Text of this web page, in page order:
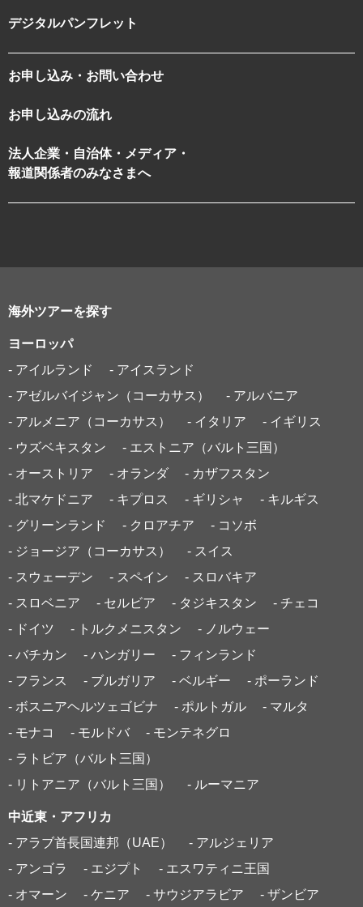
デジタルパンフレット
お申し込み・お問い合わせ
お申し込みの流れ
法人企業・自治体・メディア・
報道関係者のみなさまへ
海外ツアーを探す
ヨーロッパ
- アイルランド
- アイスランド
- アゼルバイジャン（コーカサス）
- アルバニア
- アルメニア（コーカサス）
- イタリア
- イギリス
- ウズベキスタン
- エストニア（バルト三国）
- オーストリア
- オランダ
- カザフスタン
- 北マケドニア
- キプロス - ギリシャ
- キルギス
- グリーンランド
- クロアチア
- コソボ
- ジョージア（コーカサス）
- スイス
- スウェーデン
- スペイン
- スロバキア
- スロベニア
- セルビア - タジキスタン
- チェコ
- ドイツ
- トルクメニスタン
- ノルウェー
- バチカン
- ハンガリー
- フィンランド
- フランス
- ブルガリア - ベルギー
- ポーランド
- ボスニアヘルツェゴビナ
- ポルトガル
- マルタ
- モナコ
- モルドバ
- モンテネグロ
- ラトビア（バルト三国）
- リトアニア（バルト三国）
- ルーマニア
中近東・アフリカ
- アラブ首長国連邦（UAE）
- アルジェリア
- アンゴラ
- エジプト
- エスワティニ王国
- オマーン
- ケニア - サウジアラビア
- ザンビア